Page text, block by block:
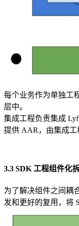
每个业务作为单独工
层中。
集成工程负责集成
提供 AAR，由集成工
3.3 SDK 工程组件化
为了解决组件之间耦
发和更好的复用，将